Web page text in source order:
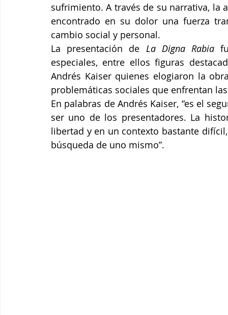
sufrimiento. A través de su narrativa,
encontrado en su dolor una fuerza
cambio social y personal.
La presentación de La Digna Rabia
especiales, entre ellos figuras
Andrés Kaiser quienes elogiaron la
problemáticas sociales que enfrentan
En palabras de Andrés Kaiser, “es el
ser uno de los presentadores. La
libertad y en un contexto bastante
búsqueda de uno mismo”.